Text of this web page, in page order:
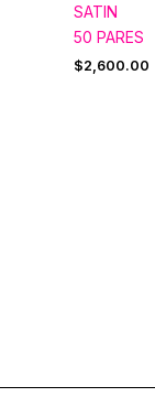
SATIN
50 PARES
$2,600.00